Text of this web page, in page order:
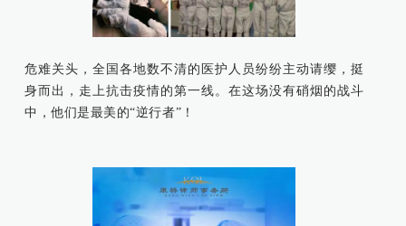
危难关头，全国各地数不清的医护人员纷纷主动请缨，挺
身而出，走上抗击疫情的第一线。 在这场没有硝烟的战斗
中，他们是最美的“逆行者”！